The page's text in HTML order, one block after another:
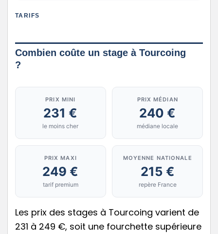
TARIFS
Combien coûte un stage à Tourcoing
?
PRIX MINI
231 €
le moins cher
PRIX MÉDIAN
240 €
médiane locale
PRIX MAXI
249 €
tarif premium
MOYENNE NATIONALE
215 €
repère France
Les prix des stages à Tourcoing varient de
231 à 249 €, soit une fourchette supérieure